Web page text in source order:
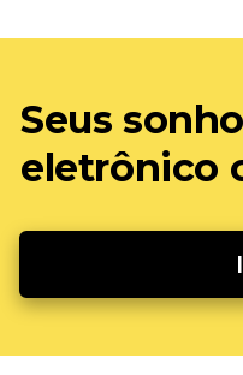
Seus
eletrônico